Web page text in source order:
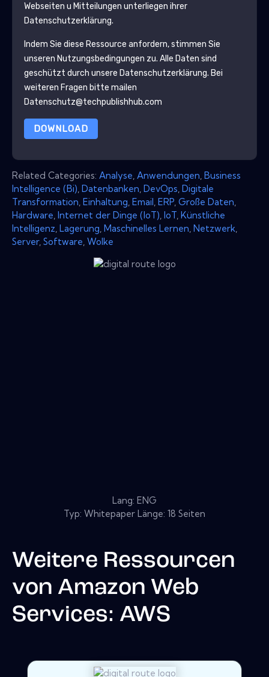
Webseiten u Mitteilungen unterliegen ihrer
Datenschutzerklärung.
Indem Sie diese Ressource anfordern, stimmen Sie
unseren Nutzungsbedingungen zu. Alle Daten sind
geschützt durch unsere Datenschutzerklärung. Bei
weiteren Fragen bitte mailen
Datenschutz@techpublishhub.com
DOWNLOAD
Related Categories: Analyse Anwendungen Business
Intelligence (Bi) Datenbanken DevOps Digitale
Transformation Einhaltung Email ERP Große Daten
Hardware Internet der Dinge (IoT) IoT Künstliche
Intelligenz Lagerung Maschinelles Lernen Netzwerk
Server, Software Wolke
Lang: ENG
Typ: Whitepaper Länge: 18 Seiten
Weitere Ressourcen
von Amazon Web
Services: AWS